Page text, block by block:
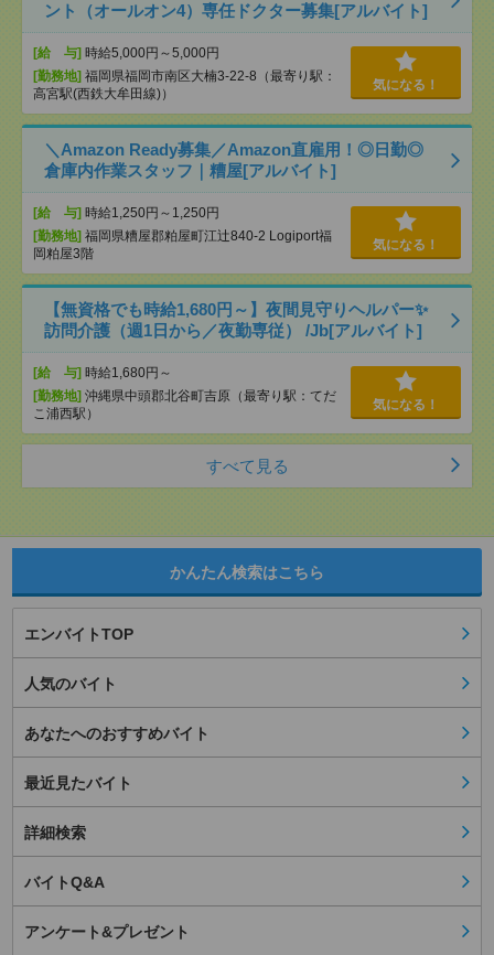
ント（オールオン4）専任ドクター募集[アルバイト]
[給 与] 時給5,000円～5,000円
[勤務地] 福岡県福岡市南区大楠3-22-8（最寄り駅：
高宮駅(西鉄大牟田線)）
気になる！
＼Amazon Ready募集／Amazon直雇用！◎日勤◎
倉庫内作業スタッフ｜糟屋[アルバイト]
[給 与] 時給1,250円～1,250円
[勤務地] 福岡県糟屋郡粕屋町江辻840-2 Logiport福
岡粕屋3階
気になる！
【無資格でも時給1,680円～】夜間見守りヘルパー✨
訪問介護（週1日から／夜勤専従） /Jb[アルバイト]
[給 与] 時給1,680円～
[勤務地] 沖縄県中頭郡北谷町吉原（最寄り駅：てだ
こ浦西駅）
気になる！
すべて見る
かんたん検索はこちら
エンバイトTOP
人気のバイト
あなたへのおすすめバイト
最近見たバイト
詳細検索
バイトQ&A
アンケート&プレゼント